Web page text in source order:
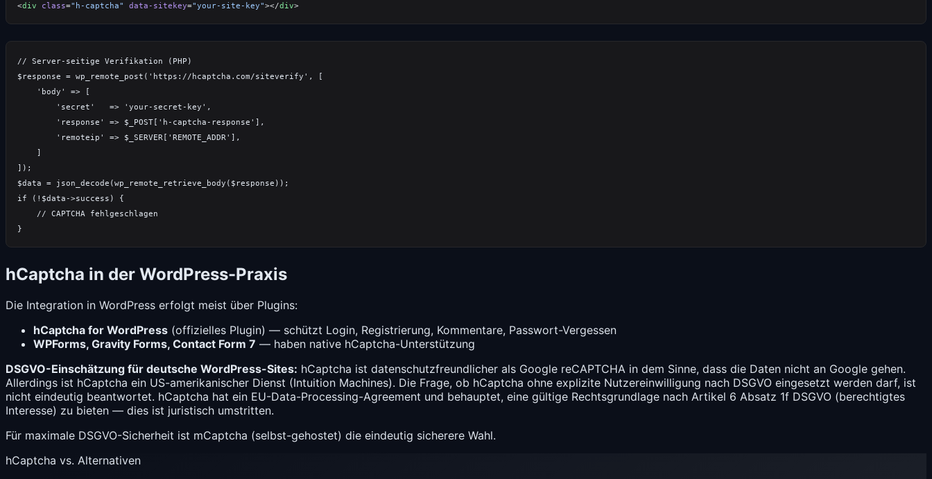
<div class="h-captcha" data-sitekey="your-site-key"></div
hCaptcha in der WordPress-Praxis
Die Integration in WordPress erfolgt meist über Plugins:
hCaptcha for WordPress (offizielles Plugin) — schützt Login, Registrierung, Kommentare, Passwort-Vergessen
WPForms, Gravity Forms, Contact Form 7 — haben native hCaptcha-Unterstützung
DSGVO-Einschätzung für deutsche WordPress-Sites: hCaptcha ist datenschutzfreundlicher als Google reCAPTCHA in dem Sinne, dass die Daten nicht an Google gehen.
Allerdings ist hCaptcha ein US-amerikanischer Dienst (Intuition Machines). Die Frage, ob hCaptcha ohne explizite Nutzereinwilligung nach DSGVO eingesetzt werden darf, ist
nicht eindeutig beantwortet. hCaptcha hat ein EU-Data-Processing-Agreement und behauptet, eine gültige Rechtsgrundlage nach Artikel 6 Absatz 1f DSGVO (berechtigtes
Interesse) zu bieten — dies ist juristisch umstritten.
Für maximale DSGVO-Sicherheit ist mCaptcha (selbst-gehostet) die eindeutig sicherere Wahl.
hCaptcha vs. Alternativen